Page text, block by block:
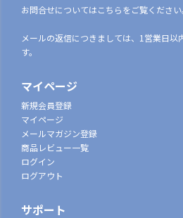
お問合せについてはこちらをご覧ください
メールの返信につきましては、1営業日以
す。
マイページ
新規会員登録
マイページ
メールマガジン登録
商品レビュー一覧
ログイン
ログアウト
サポート